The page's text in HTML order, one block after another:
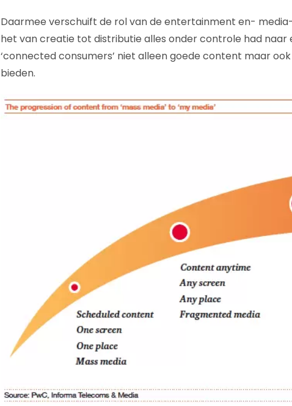
Daarmee verschuift de rol van de entertainment en-
het van creatie tot distributie alles onder controle had naar
‘connected consumers’ niet alleen goede content maar
bieden.